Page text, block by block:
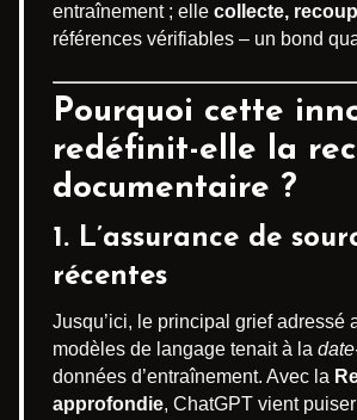
entraînement ; elle collecte,
références vérifiables – un bond
Pourquoi cette
redéfinit-elle la
documentaire ?
1. L’assurance de
récentes
Jusqu’ici, le principal grief adressé
modèles de langage tenait à la
données d’entraînement. Avec la
approfondie, ChatGPT vient